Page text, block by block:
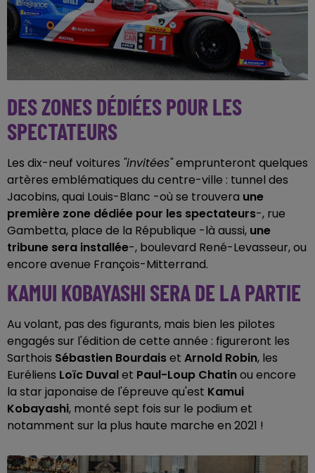
DES ZONES DÉDIÉES POUR LES
SPECTATEURS
Les dix-neuf voitures "invitées"emprunteront quelques
artères emblématiques du centre-ville : tunnel des
Jacobins, quai Louis-Blanc -où se trouvera une
première zone dédiée pour les spectateurs-, rue
Gambetta, place de la République -là aussi, une
tribune sera installée-, boulevard René-Levasseur, ou
encore avenue François-Mitterrand.
KAMUI KOBAYASHI SERA DE LA PARTIE
Au volant, pas des figurants, mais bien les pilotes
engagés sur l'édition de cette année : figureront les
Sarthois Sébastien Bourdaiset Arnold Robin, les
Euréliens Loïc Duvalet Paul-Loup Chatinou encore
la star japonaise de l'épreuve qu'est Kamui
Kobayashi, monté sept fois sur le podium et
notamment sur la plus haute marche en 2021 !